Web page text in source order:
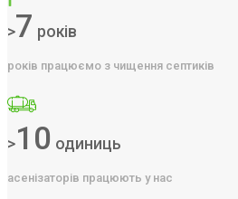
>7 років
років працюємо з чищення септиків
>10 одиниць
асенізаторів працюють у нас